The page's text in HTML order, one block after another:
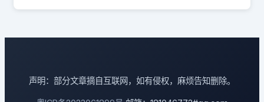
声明：部分文章摘自互联网，如有侵权，麻烦告知删除。